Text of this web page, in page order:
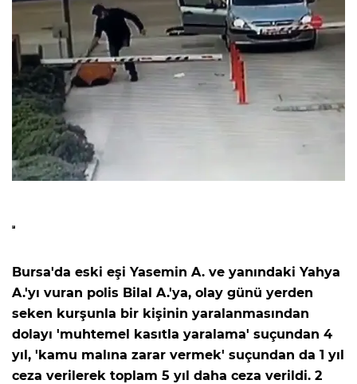
Bursa'da eski eşi Yasemin A. ve yanındaki Yahya
A.'yı vuran polis Bilal A.'ya, olay günü yerden
seken kurşunla bir kişinin yaralanmasından
dolayı 'muhtemel kasıtla yaralama' suçundan 4
yıl, 'kamu malına zarar vermek' suçundan da 1 yıl
ceza verilerek toplam 5 yıl daha ceza verildi. 2